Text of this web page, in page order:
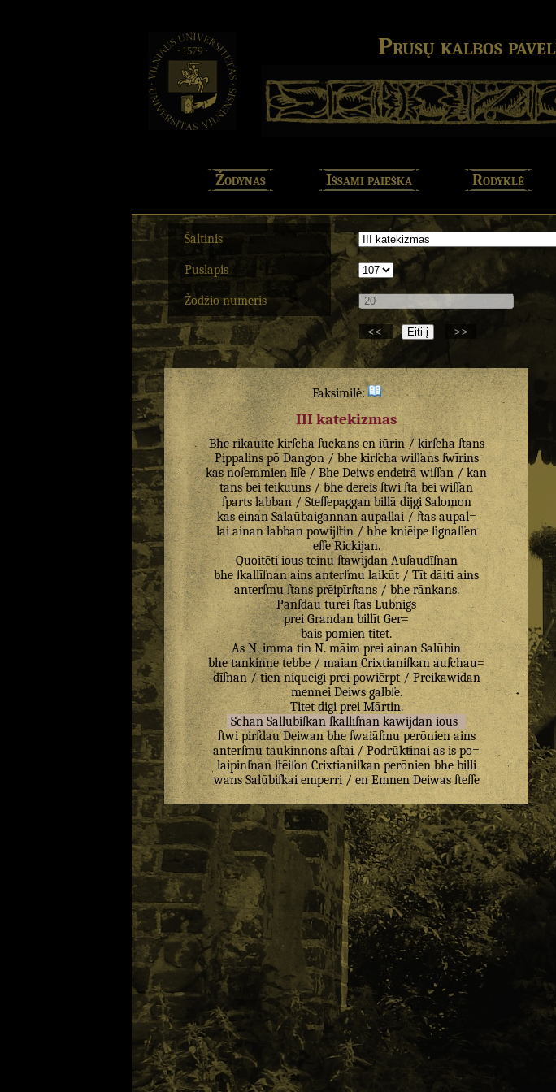
Prūsų kalbos
Žodynas Išsami paieška Rodyklė
Šaltinis
Puslapis
Žodžio numeris
<< >>
Faksimilė:
III katekizmas
Bhe rikauite kirſcha ſuckans en iūrin/kirſcha ſtans
Pippalins pō Dangon/bhe kirſcha wiſſans ſwīrins
kas noſemmien līſe/Bhe Deiws endeirā wiſſan /kan
tans bei teikūuns/bhe dereis ſtwi ſta bēi wiſſan
ſparts labban/Steſſepaggan billā dijgi Salomon
kas einan Salaūbaigannan aupallai/ſtas aupal=
lai ainan labban powijſtin/hhe kniēipe ſignaſſen
eſſe Rickijan.
Quoitēti ious teinu ſtawijdan Auſaudīſnan
bhe ſkallīſnan ains anterſmu laikūt/Tīt dāiti ains
anterſmu ſtans prēipīrſtans/bhe rānkans.
Panſdau turei ſtas Lūbnigs
prei Grandan billīt Ger=
bais pomien titet.
As N.imma tin N. māim prei ainan Salūbin
bhe tankinne tebbe/maian Crixtianiſkan auſchau=
dīſnan/tien niqueigi prei powiērpt/ Preikawidan
mennei Deiws galbſe.
Titet digi prei Mārtin.
Schan Sallūbiſkan ſkallīſnan kawijdan ious
ſtwi pirſdau Deiwan bhe ſwaiāſmu perōnien ains
anterſmu taukinnons aſtai/Podrūktinai as is po=
laipinſnan ſtēiſon Crixtianiſkan perōnien bhe billi
wans Salūbiſkai emperri/en Emnen Deiwas ſteſſe